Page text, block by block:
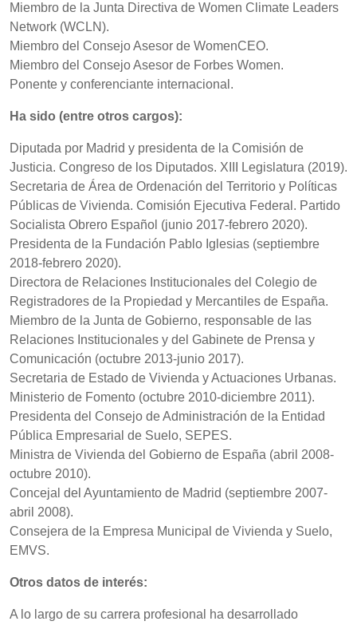
Miembro de la Junta Directiva de Women Climate Leaders
Network (WCLN).
Miembro del Consejo Asesor de WomenCEO.
Miembro del Consejo Asesor de Forbes Women.
Ponente y conferenciante internacional.
Ha sido (entre otros cargos):
Diputada por Madrid y presidenta de la Comisión de
Justicia. Congreso de los Diputados. XIII Legislatura (2019).
Secretaria de Área de Ordenación del Territorio y Políticas
Públicas de Vivienda. Comisión Ejecutiva Federal. Partido
Socialista Obrero Español (junio 2017-febrero 2020).
Presidenta de la Fundación Pablo Iglesias (septiembre
2018-febrero 2020).
Directora de Relaciones Institucionales del Colegio de
Registradores de la Propiedad y Mercantiles de España.
Miembro de la Junta de Gobierno, responsable de las
Relaciones Institucionales y del Gabinete de Prensa y
Comunicación (octubre 2013-junio 2017).
Secretaria de Estado de Vivienda y Actuaciones Urbanas.
Ministerio de Fomento (octubre 2010-diciembre 2011).
Presidenta del Consejo de Administración de la Entidad
Pública Empresarial de Suelo, SEPES.
Ministra de Vivienda del Gobierno de España (abril 2008-
octubre 2010).
Concejal del Ayuntamiento de Madrid (septiembre 2007-
abril 2008).
Consejera de la Empresa Municipal de Vivienda y Suelo,
EMVS.
Otros datos de interés:
A lo largo de su carrera profesional ha desarrollado